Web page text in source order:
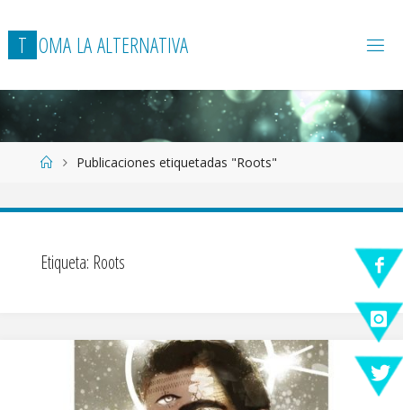
T OMA LAALTERNATIVA
Página
Inicio
Publicaciones etiquetadas "Roots"
Etiqueta: Roots